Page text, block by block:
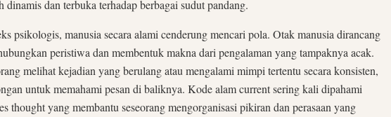
dinamis dan terbuka terhadap berbagai sudut pandang.
psikologis, manusia secara alami cenderung mencari pola. Otak manusia dirancang
peristiwa dan membentuk makna dari pengalaman yang tampaknya acak.
melihat kejadian yang berulang atau mengalami mimpi tertentu secara konsisten,
untuk memahami pesan di baliknya. Kode alam current sering kali dipahami
thought yang membantu seseorang mengorganisasi pikiran dan perasaan yang